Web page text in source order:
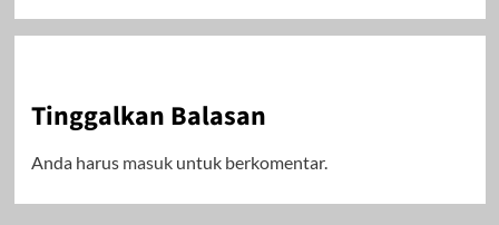
Tinggalkan Balasan
Anda harus masukuntuk berkomentar.